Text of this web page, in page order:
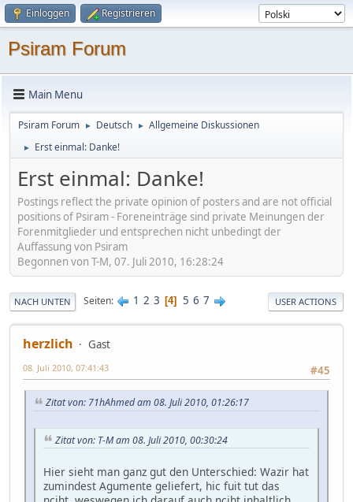
Einloggen Registrieren
Psiram Forum
Main Menu
Psiram Forum ► Deutsch ► Allgemeine Diskussionen
► Erst einmal: Danke!
Erst einmal: Danke!
Postings reflect the private opinion of posters and are not official
positions of Psiram - Foreneinträge sind private Meinungen der
Forenmitglieder und entsprechen nicht unbedingt der
Auffassung von Psiram
Begonnen von T-M, 07. Juli 2010, 16:28:24
NACH UNTEN Seiten 1 2 3 4 5 6 7 USER ACTIONS
herzlich
Gast
#45
08. Juli 2010, 07:41:43
Zitat von: 71hAhmed am 08. Juli 2010, 01:26:17
Zitat von: T-M am 08. Juli 2010, 00:30:24
Hier sieht man ganz gut den Unterschied: Wazir hat
zumindest Agumente geliefert, hic fuit tut das